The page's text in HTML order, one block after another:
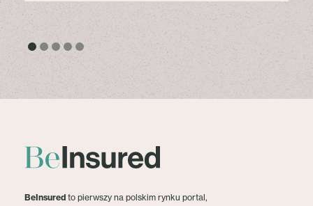
BeInsured to pierwszy na polskim rynku portal,